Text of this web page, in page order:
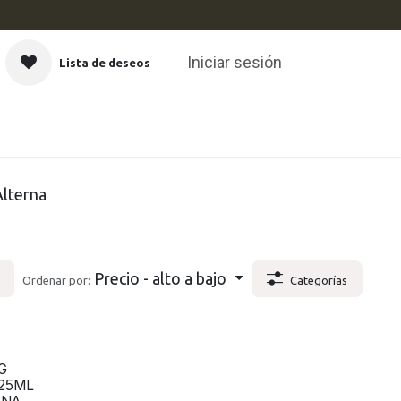
Lista de deseos Iniciar sesión
Ordenar por: Precio - alto a bajo Categorías